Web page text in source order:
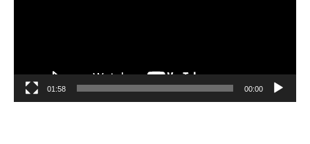
00:00
01:58